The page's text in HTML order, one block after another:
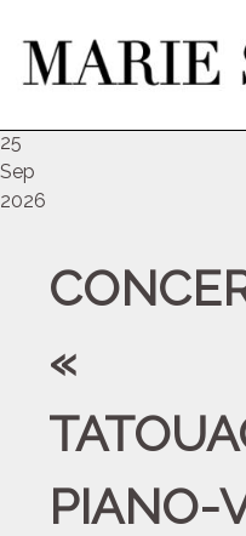
25
Sep
2026
«
PIANO-